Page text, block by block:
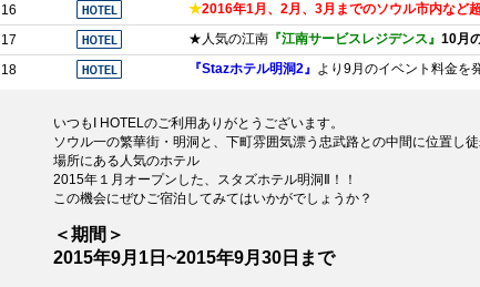
16
★2016年1月、2月、3月までのソウル市内など
17
★人気の江南 『江南サービスレジデンス』 10月
18
『Stazホテル明洞2』 より9月のイベント料金を
いつもI HOTELのご利用ありがとうございます。
ソウル一の繁華街・明洞と、下町雰囲気漂う忠武路との中間に位置し
場所にある人気のホテル
2015年１月オープンした、スタズホテル明洞Ⅱ！！
この機会にぜひご宿泊してみてはいかがでしょうか？
＜期間＞
2015年9月1日~2015年9月30日まで